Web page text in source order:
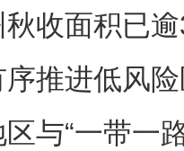
收面积已
推进低风
与“一带一